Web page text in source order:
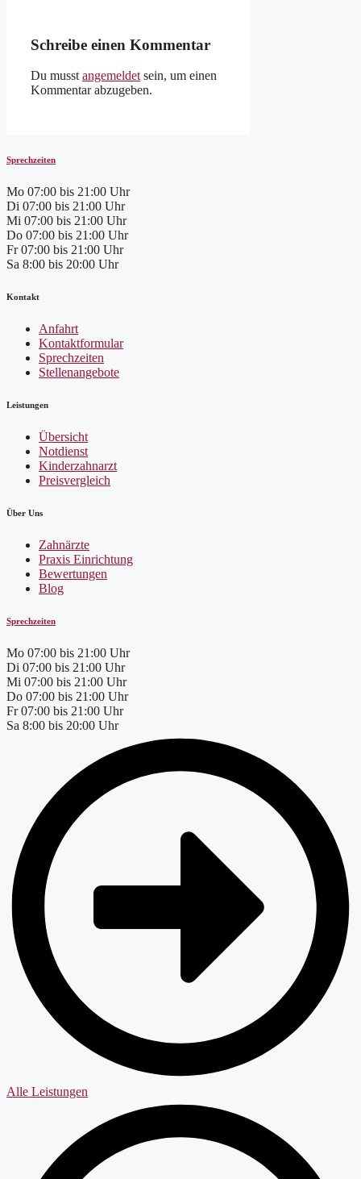
Schreibe einen Kommentar
Du musst angemeldet sein, um einen
Kommentar abzugeben.
Sprechzeiten
Mo 07:00 bis 21:00 Uhr
Di 07:00 bis 21:00 Uhr
Mi 07:00 bis 21:00 Uhr
Do 07:00 bis 21:00 Uhr
Fr 07:00 bis 21:00 Uhr
Sa 8:00 bis 20:00 Uhr
Kontakt
Anfahrt
Kontaktformular
Sprechzeiten
Stellenangebote
Leistungen
Übersicht
Notdienst
Kinderzahnarzt
Preisvergleich
Über Uns
Zahnärzte
Praxis Einrichtung
Bewertungen
Blog
Sprechzeiten
Mo 07:00 bis 21:00 Uhr
Di 07:00 bis 21:00 Uhr
Mi 07:00 bis 21:00 Uhr
Do 07:00 bis 21:00 Uhr
Fr 07:00 bis 21:00 Uhr
Sa 8:00 bis 20:00 Uhr
Alle Leistungen